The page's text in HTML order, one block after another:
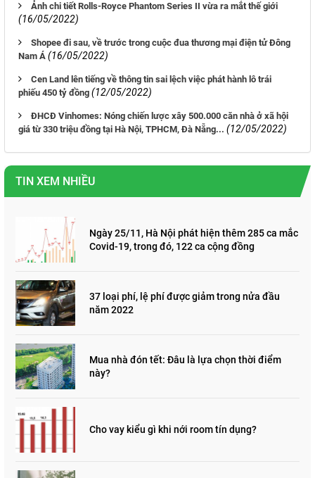
Ảnh chi tiết Rolls-Royce Phantom Series II vừa ra mắt thế giới
(16/05/2022)
Shopee đi sau, về trước trong cuộc đua thương mại điện tử Đông
Nam Á (16/05/2022)
Cen Land lên tiếng về thông tin sai lệch việc phát hành lô trái
phiếu 450 tỷ đồng (12/05/2022)
ĐHCĐ Vinhomes: Nóng chiến lược xây 500.000 căn nhà ở xã hội
giá từ 330 triệu đồng tại Hà Nội, TPHCM, Đà Nẵng... (12/05/2022)
TIN XEM NHIỀU
Ngày 25/11, Hà Nội phát hiện thêm 285 ca mắc
Covid-19, trong đó, 122 ca cộng đồng
37 loại phí, lệ phí được giảm trong nửa đầu
năm 2022
Mua nhà đón tết: Đâu là lựa chọn thời điểm
này?
Cho vay kiểu gì khi nới room tín dụng?